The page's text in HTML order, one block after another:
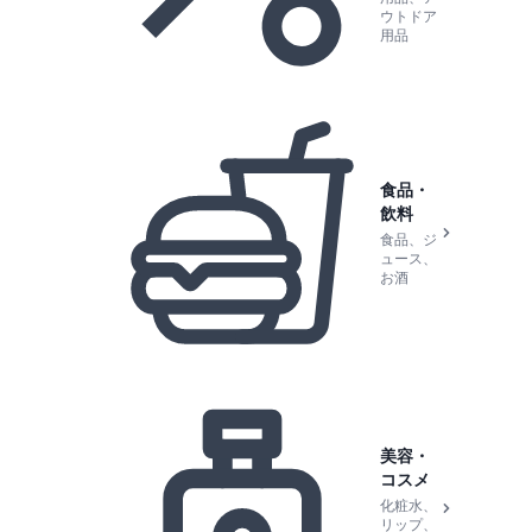
ウトドア
用品
食品・
飲料
食品、ジ
ュース、
お酒
美容・
コスメ
化粧水、
リップ、